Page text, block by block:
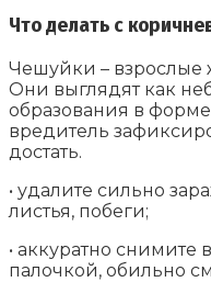
Что делать с
Чешуйки – взрослые
Они выглядят как
образования в
вредитель
достать.
• удалите сильно
листья, побеги;
• аккуратно
палочкой, обильно